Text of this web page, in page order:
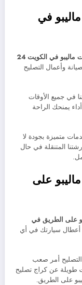
في
ماليبو في الكويت 24
وأعمال التصليح
في جميع الأوقات
يمنحك الراحة
متميزة بجودة لا
المتنقلة في حال
على
على الطريق في
أعطال سيارتك في أي
التصليح أمر صعب
طويلة عن كراج تصليح
على الطريق.